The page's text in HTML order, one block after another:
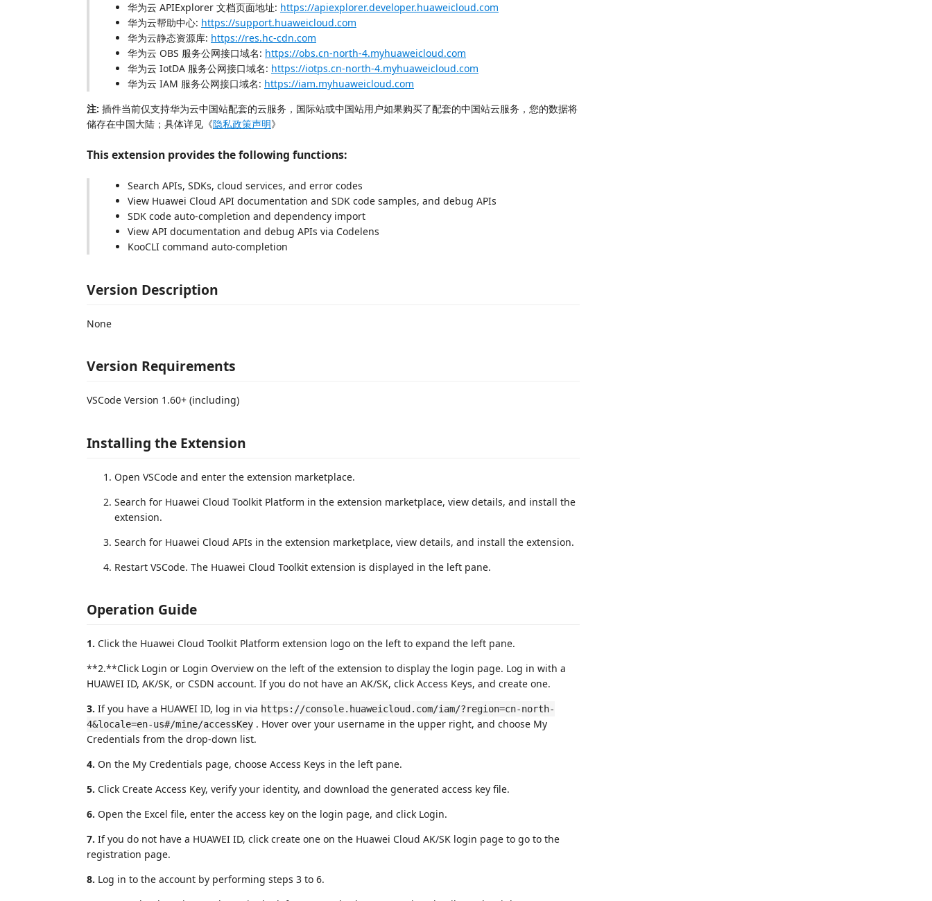
华为云 APIExplorer 文档页面地址: https://apiexplorer.developer.huaweicloud.com
华为云帮助中心: https://support.huaweicloud.com
华为云静态资源库: https://res.hc-cdn.com
华为云 OBS 服务公网接口域名: https://obs.cn-north-4.myhuaweicloud.com
华为云 IotDA 服务公网接口域名: https://iotps.cn-north-4.myhuaweicloud.com
华为云 IAM 服务公网接口域名: https://iam.myhuaweicloud.com
注: 插件当前仅支持华为云中国站配套的云服务，国际站或中国站用户如果购买了配套的中国站云服务，您的数据将
储存在中国大陆；具体详见《隐私政策声明》
This extension provides the following functions:
Search APIs, SDKs, cloud services, and error codes
View Huawei Cloud API documentation and SDK code samples, and debug APIs
SDK code auto-completion and dependency import
View API documentation and debug APIs via Codelens
KooCLI command auto-completion
Version Description
None
Version Requirements
VSCode Version 1.60+ (including)
Installing the Extension
Open VSCode and enter the extension marketplace.
Search for Huawei Cloud Toolkit Platform in the extension marketplace, view details, and install the
extension.
Search for Huawei Cloud APIs in the extension marketplace, view details, and install the extension.
Restart VSCode. The Huawei Cloud Toolkit extension is displayed in the left pane.
Operation Guide
1. Click the Huawei Cloud Toolkit Platform extension logo on the left to expand the left pane.
**2.**Click Login or Login Overview on the left of the extension to display the login page. Log in with a
HUAWEI ID, AK/SK, or CSDN account. If you do not have an AK/SK, click Access Keys, and create one.
3. If you have a HUAWEI ID, log in via https://console.huaweicloud.com/iam/?region=cn-north-
4&locale=en-us#/mine/accessKey . Hover over your username in the upper right, and choose My
Credentials from the drop-down list.
4. On the My Credentials page, choose Access Keys in the left pane.
5. Click Create Access Key, verify your identity, and download the generated access key file.
6. Open the Excel file, enter the access key on the login page, and click Login.
7. If you do not have a HUAWEI ID, click create one on the Huawei Cloud AK/SK login page to go to the
registration page.
8. Log in to the account by performing steps 3 to 6.